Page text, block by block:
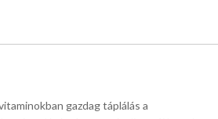
gazdag táplálás a